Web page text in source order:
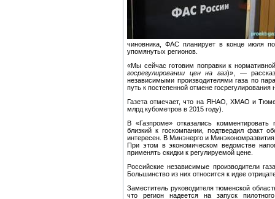
чиновника, ФАС планирует в конце июля
упомянутых регионов.
«Мы сейчас готовим поправки к
госрегулировании цен на газ)», —
независимыми производителями газа по
путь к постепенной отмене
Газета отмечает, что на ЯНАО, ХМАО и
млрд кубометров в 2015 году).
В «Газпроме» отказались
близкий к госкомпании, подтвердил факт
интересен. В Минэнерго и
При этом в экономическом ведомстве
применять скидки к регулируемой цене.
Российские независимые производители
Большинство из них относится к идее
Заместитель руководителя тюменской
что регион надеется на запуск